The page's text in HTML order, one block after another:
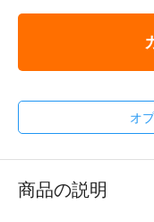
オ
商品の説明